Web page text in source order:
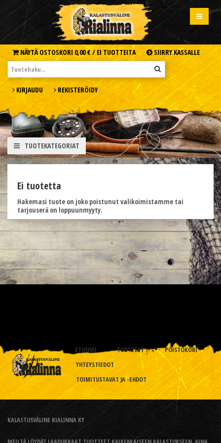
NÄYTÄ OSTOSKORI 0,00 € / EI TUOTTEITA SIIRRY KASSALLE
KIRJAUDU REKISTERÖIDY
TUOTEKATEGORIAT
Ei tuotetta
Hakemasi tuote on joko poistunut valikoimistamme tai
tarjouserä on loppuunmyyty.
ETUSIVU TUOTTEET
POISTOKORI
YHTEYSTIEDOT
TOIMITUSTAVAT JA -EHDOT
KALASTUSVÄLINE RIALINNA KY